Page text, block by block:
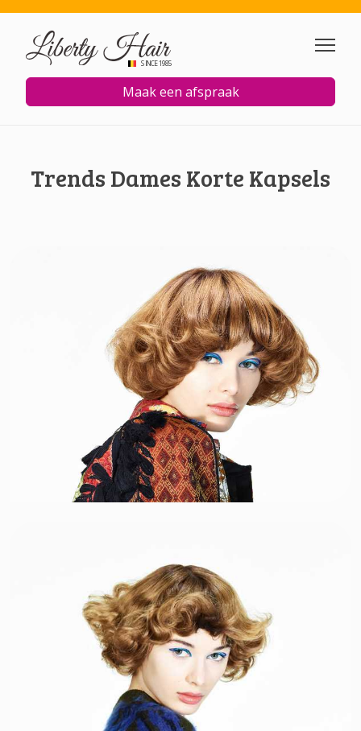
Overslaan en naar de inhoud
SINCE 1985
Maak een afspraak
Trends Dames Korte Kapsels